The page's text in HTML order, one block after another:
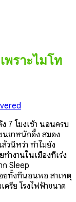
พราะไมโท
7 โมงเช้า นอนครบ
ขาหนักอึ้ง สมอง
วนี่หว่า ทำไมยัง
ำงานในเมืองที่เร่ง
Sleep
ยทั้งที่นอนพอ สาเหตุ
รีย โรงไฟฟ้าขนาด